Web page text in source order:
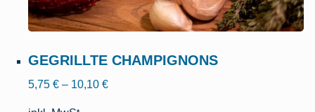
GEGRILLTE CHAMPIGNONS
5,75 € – 10,10 €